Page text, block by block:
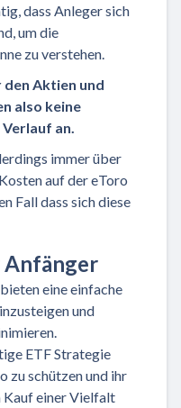
dass Anleger sich
um die
zu verstehen.
Aktien und
also keine
an.
immer über
auf der eToro
Fall dass sich diese
Anfänger
eine einfache
und
ETF Strategie
zu schützen und ihr
Kauf einer Vielfalt